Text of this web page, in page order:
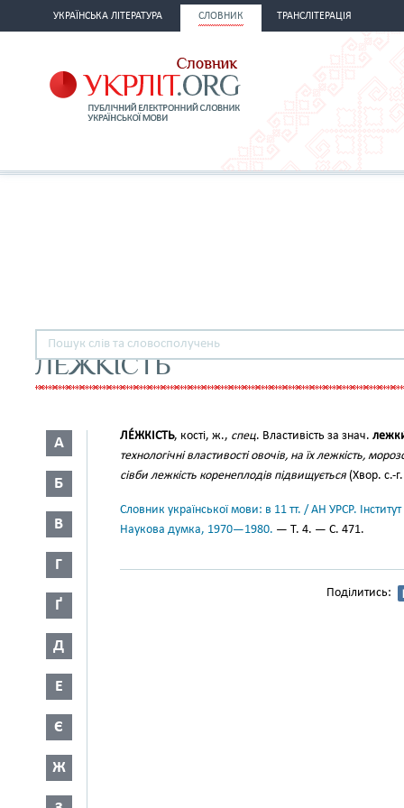
УКРАЇНСЬКА ЛІТЕРАТУРА СЛОВНИК ТРАНСЛІТЕРАЦІЯ
ЛЕЖКІСТЬ
А
Б
В
Г
Ґ
Д
Е
Є
Ж
ЛЕ́ЖКІСТЬ, кості, ж., спец. Властивість за знач.
технологічні властивості овочів, на їх лежкість,
сівби лежкість коренеплодів підвищується (Хвор. с.-
Словник української мови: в 11 тт. / АН УРСР.
Наукова думка, 1970—1980. — Т. 4. — С. 471.
Поділитись: